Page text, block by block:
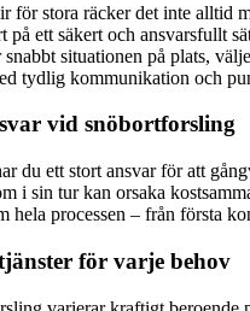
för stora räcker det inte alltid
på ett säkert och ansvarsfullt
snabbt situationen på plats,
tydlig kommunikation och
vid snöbortforsling
du ett stort ansvar för att
i sin tur kan orsaka
hela processen – från första
för varje behov